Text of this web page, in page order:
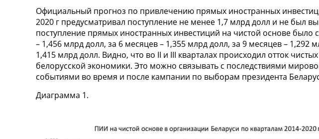
Официальный прогноз по привлечению прямых иностранных
2020 г предусматривал поступление не менее 1,7 млрд долл и не был
поступление прямых иностранных инвестиций на чистой основе было
– 1,456 млрд долл, за 6 месяцев – 1,355 млрд долл, за 9 месяцев – 1,292
1,415 млрд долл. Видно, что во II и III кварталах происходил отток
белорусской экономики. Это можно связывать с последствиями
событиями во время и после кампании по выборам президента
Диаграмма 1.